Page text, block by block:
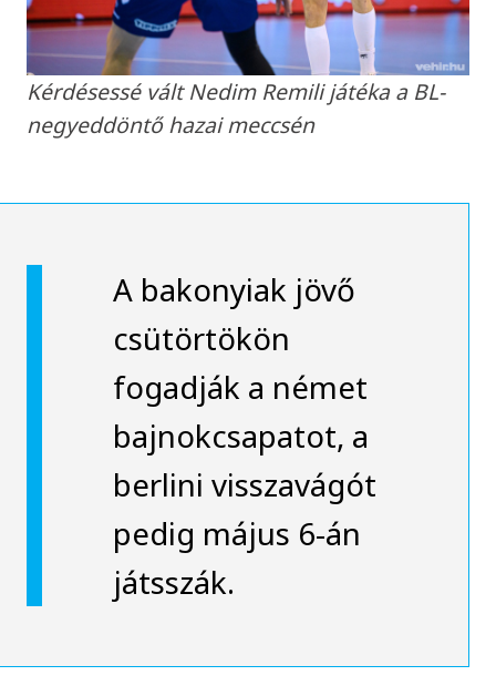
Kérdésessé vált Nedim Remili játéka a BL-
negyeddöntő hazai meccsén
A bakonyiak jövő
csütörtökön
fogadják a német
bajnokcsapatot, a
berlini visszavágót
pedig május 6-án
játsszák.